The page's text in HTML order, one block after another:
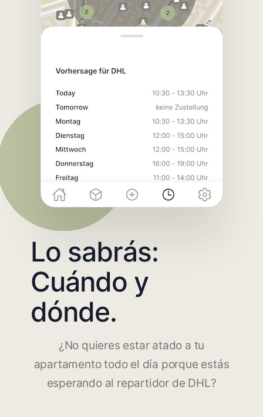
Lo sabrás:
Cuándo y
dónde.
¿No quieres estar atado a tu
apartamento todo el día porque estás
esperando al repartidor de DHL?